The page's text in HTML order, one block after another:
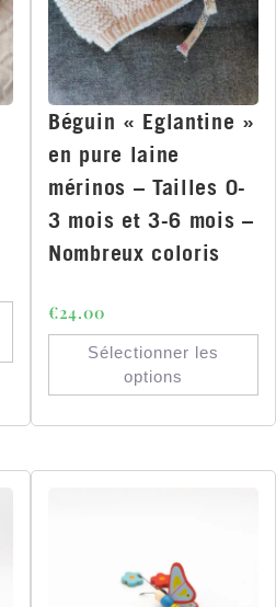
Béguin « Eglantine »
en pure laine
mérinos – Tailles 0-
3 mois et 3-6 mois –
Nombreux coloris
€24.00
Sélectionner les
options